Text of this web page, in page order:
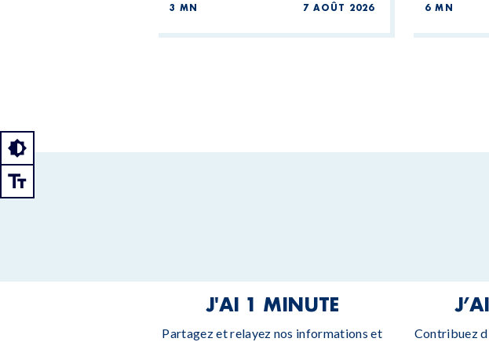
3 MN 7 AOÛT 2026 6 MN
J'AI 1 MINUTE
Partagez et relayez nos informations et
Contribuez